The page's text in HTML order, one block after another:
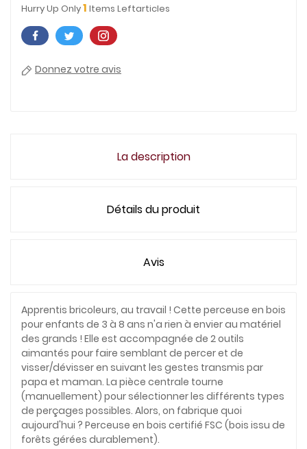
Hurry Up Only1 Items Leftarticles
Donnez votre avis
La description
Détails du produit
Avis
Apprentis bricoleurs, au travail ! Cette perceuse en bois
pour enfants de 3 à 8 ans n'a rien à envier au matériel
des grands ! Elle est accompagnée de 2 outils
aimantés pour faire semblant de percer et de
visser/dévisser en suivant les gestes transmis par
papa et maman. La pièce centrale tourne
(manuellement) pour sélectionner les différents types
de perçages possibles. Alors, on fabrique quoi
aujourd'hui ? Perceuse en bois certifié FSC (bois issu de
forêts gérées durablement).